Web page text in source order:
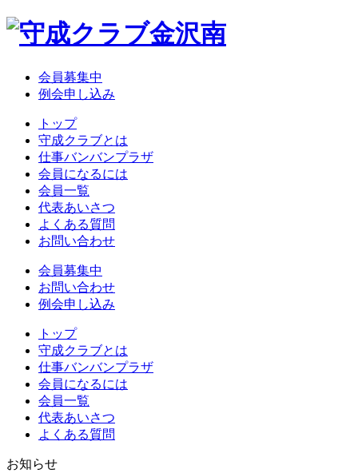
会員募集中
例会申し込み
トップ
守成クラブとは
仕事バンバンプラザ
会員になるには
会員一覧
代表あいさつ
よくある質問
お問い合わせ
会員募集中
お問い合わせ
例会申し込み
トップ
守成クラブとは
仕事バンバンプラザ
会員になるには
会員一覧
代表あいさつ
よくある質問
お知らせ